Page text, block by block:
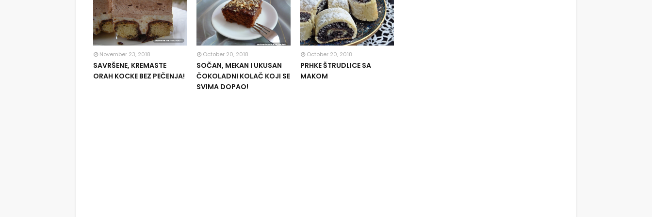
November 23, 2018
SAVRŠENE, KREMASTE
ORAH KOCKE BEZ PEČENJA!
October 20, 2018
SOČAN, MEKAN I UKUSAN
ČOKOLADNI KOLAČ KOJI SE
SVIMA DOPAO!
October 20, 2018
PRHKE ŠTRUDLICE SA
MAKOM